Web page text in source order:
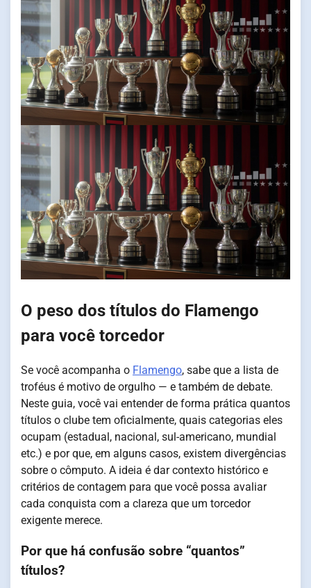
O peso dos títulos do Flamengo
para você torcedor
Se você acompanha o Flamengo, sabe que a lista de
troféus é motivo de orgulho — e também de debate.
Neste guia, você vai entender de forma prática quantos
títulos o clube tem oficialmente, quais categorias eles
ocupam (estadual, nacional, sul-americano, mundial
etc.) e por que, em alguns casos, existem divergências
sobre o cômputo. A ideia é dar contexto histórico e
critérios de contagem para que você possa avaliar
cada conquista com a clareza que um torcedor
exigente merece.
Por que há confusão sobre “quantos”
títulos?